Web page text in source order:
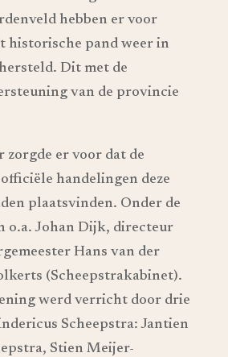
hebben er voor
historische pand weer in
Dit met de
van de provincie
zorgde er voor dat de
handelingen deze
plaatsvinden. Onder de
o.a. Johan Dijk, directeur
Hans van der
(Scheepstrakabinet).
werd verricht door drie
Scheepstra: Jantien
Stien Meijer-